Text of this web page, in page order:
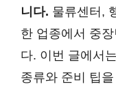
니다. 물류센터,
한 업종에서 중
다. 이번 글에서
종류와 준비 팁